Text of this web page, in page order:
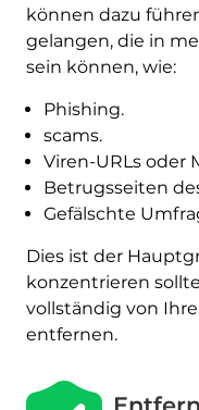
können dazu
gelangen, die in
sein können, wie:
Phishing.
scams.
Viren-URLs oder
Betrugsseiten
Gefälschte
Dies ist der
konzentrieren
vollständig von
entfernen.